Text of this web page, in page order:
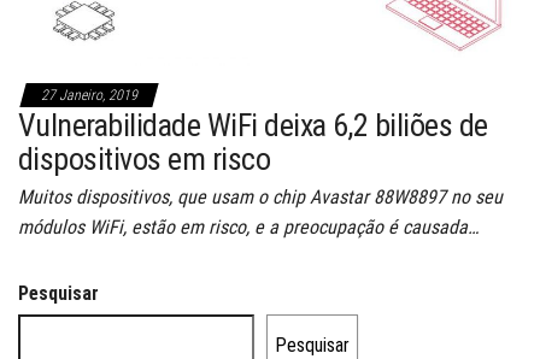
27 Janeiro, 2019
Vulnerabilidade WiFi deixa 6,2 biliões de
dispositivos em risco
Muitos dispositivos, que usam o chip Avastar 88W8897 no seu
módulos WiFi, estão em risco, e a preocupação é causada…
Pesquisar
Pesquisar